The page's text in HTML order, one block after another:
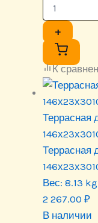
+
К
Террасная
Террасная
Вес: 8.13 kg
2 267.00 ₽
В наличии